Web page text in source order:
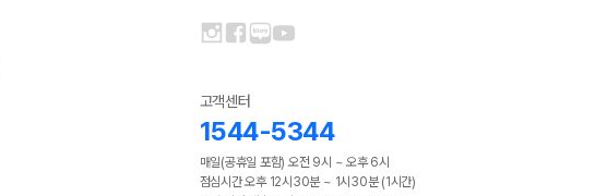
고객센터
1544-5344
매일(공휴일 포함) 오전 9시 ~ 오후 6시
점심시간 오후 12시30분 ~ 1시30분 (1시간)